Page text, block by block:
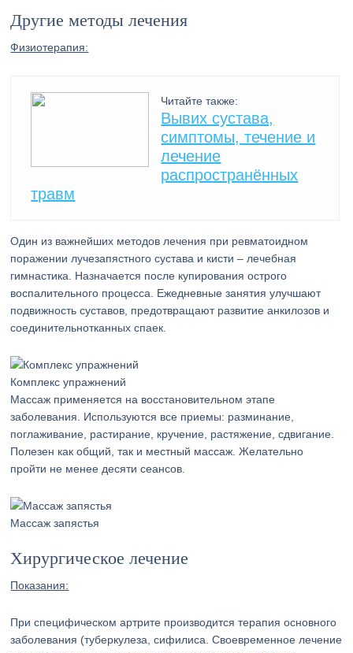
Другие методы лечения
Физиотерапия:
Читайте также:
Вывих сустава,
симптомы, течение и
лечение
распространённых
травм
Один из важнейших методов лечения при ревматоидном
поражении лучезапястного сустава и кисти – лечебная
гимнастика. Назначается после купирования острого
воспалительного процесса. Ежедневные занятия улучшают
подвижность суставов, предотвращают развитие анкилозов и
соединительнотканных спаек.
Комплекс упражнений
Массаж применяется на восстановительном этапе
заболевания. Используются все приемы: разминание,
поглаживание, растирание, кручение, растяжение, сдвигание.
Полезен как общий, так и местный массаж. Желательно
пройти не менее десяти сеансов.
Массаж запястья
Хирургическое лечение
Показания:
При специфическом артрите производится терапия основного
заболевания (туберкулеза, сифилиса. Своевременное лечение